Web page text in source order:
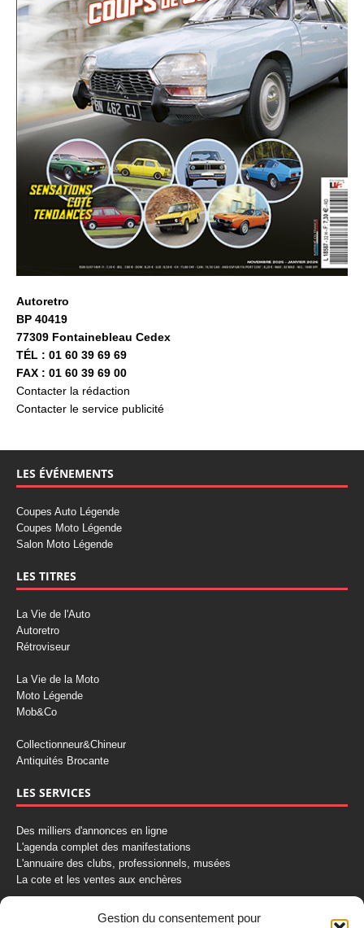
Gestion du consentement pour
Autoretro
BP 40419
77309 Fontainebleau Cedex
TÉL : 01 60 39 69 69
FAX : 01 60 39 69 00
Contacter la rédaction
Contacter le service publicité
LES ÉVÉNEMENTS
Coupes Auto Légende
Coupes Moto Légende
Salon Moto Légende
LES TITRES
La Vie de l'Auto
Autoretro
Rétroviseur
La Vie de la Moto
Moto Légende
Mob&Co
Collectionneur&Chineur
Antiquités Brocante
LES SERVICES
Des milliers d'annonces en ligne
L'agenda complet des manifestations
L'annuaire des clubs, professionnels, musées
La cote et les ventes aux enchères
La Boutique du Collectionneur